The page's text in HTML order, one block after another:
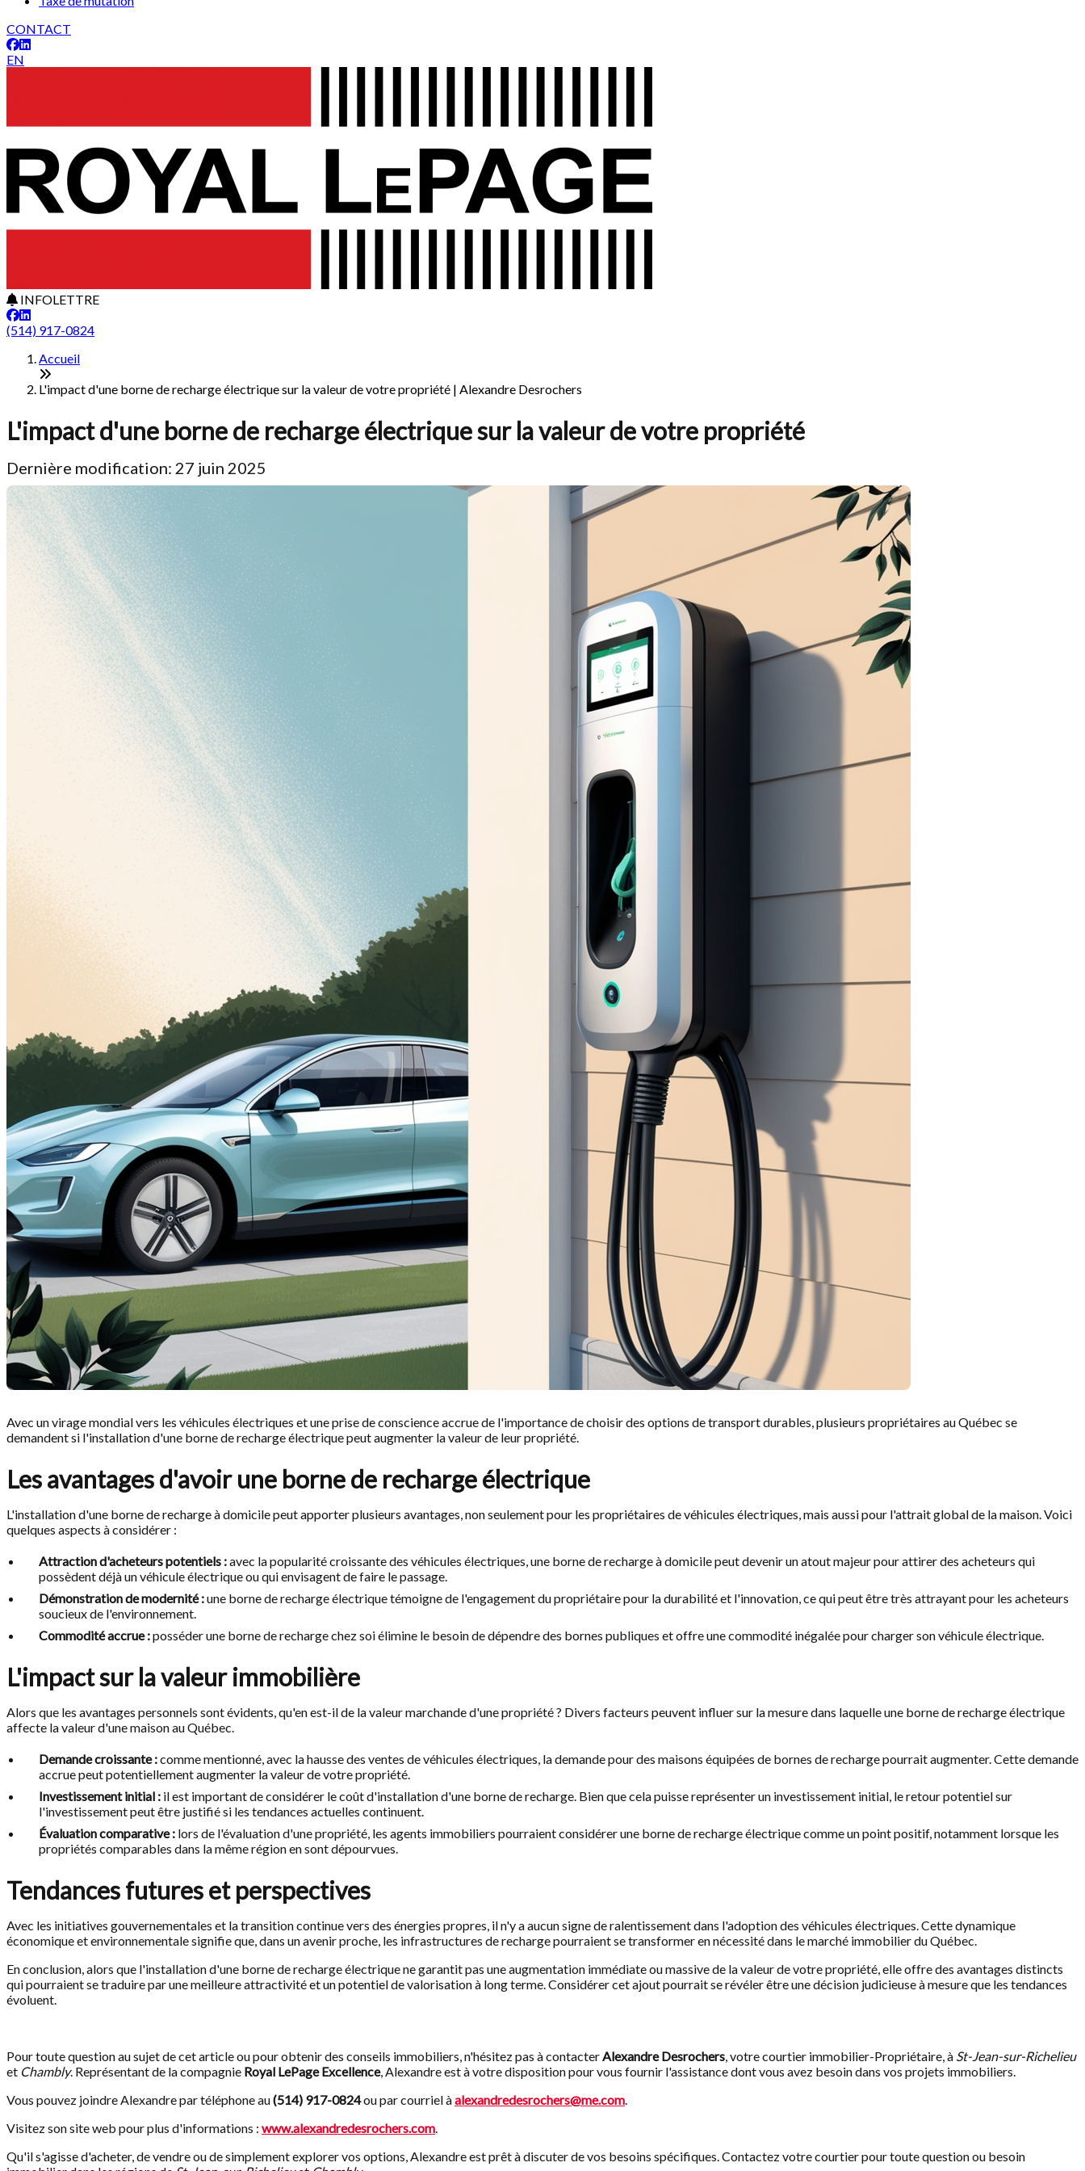
CONTACT
EN
INFOLETTRE
(514) 917-0824
Accueil
L'impact d'une borne de recharge électrique sur la valeur de votre propriété | Alexandre Desrochers
L'impact d'une borne de recharge électrique sur la valeur de votre propriété
Dernière modification: 27 juin 2025
Avec un virage mondial vers les véhicules électriques et une prise de conscience accrue de l'importance de choisir des options de transport durables, plusieurs propriétaires au Québec se
demandent si l'installation d'une borne de recharge électrique peut augmenter la valeur de leur propriété.
Les avantages d'avoir une borne de recharge électrique
L'installation d'une borne de recharge à domicile peut apporter plusieurs avantages, non seulement pour les propriétaires de véhicules électriques, mais aussi pour l'attrait global de la maison. Voici
quelques aspects à considérer :
Attraction d'acheteurs potentiels :avec la popularité croissante des véhicules électriques, une borne de recharge à domicile peut devenir un atout majeur pour attirer des acheteurs qui
possèdent déjà un véhicule électrique ou qui envisagent de faire le passage.
Démonstration de modernité :une borne de recharge électrique témoigne de l'engagement du propriétaire pour la durabilité et l'innovation, ce qui peut être très attrayant pour les acheteurs
soucieux de l'environnement.
Commodité accrue :posséder une borne de recharge chez soi élimine le besoin de dépendre des bornes publiques et offre une commodité inégalée pour charger son véhicule électrique.
L'impact sur la valeur immobilière
Alors que les avantages personnels sont évidents, qu'en est-il de la valeur marchande d'une propriété ? Divers facteurs peuvent influer sur la mesure dans laquelle une borne de recharge électrique
affecte la valeur d'une maison au Québec.
Demande croissante :comme mentionné, avec la hausse des ventes de véhicules électriques, la demande pour des maisons équipées de bornes de recharge pourrait augmenter. Cette demande
accrue peut potentiellement augmenter la valeur de votre propriété.
Investissement initial : il est important de considérer le coût d'installation d'une borne de recharge. Bien que cela puisse représenter un investissement initial, le retour potentiel sur
l'investissement peut être justifié si les tendances actuelles continuent.
Évaluation comparative : lors de l'évaluation d'une propriété, les agents immobiliers pourraient considérer une borne de recharge électrique comme un point positif, notamment lorsque les
propriétés comparables dans la même région en sont dépourvues.
Tendances futures et perspectives
Avec les initiatives gouvernementales et la transition continue vers des énergies propres, il n'y a aucun signe de ralentissement dans l'adoption des véhicules électriques. Cette dynamique
économique et environnementale signifie que, dans un avenir proche, les infrastructures de recharge pourraient se transformer en nécessité dans le marché immobilier du Québec.
En conclusion, alors que l'installation d'une borne de recharge électrique ne garantit pas une augmentation immédiate ou massive de la valeur de votre propriété, elle offre des avantages distincts
qui pourraient se traduire par une meilleure attractivité et un potentiel de valorisation à long terme. Considérer cet ajout pourrait se révéler être une décision judicieuse à mesure que les tendances
évoluent.
Pour toute question au sujet de cet article ou pour obtenir des conseils immobiliers, n'hésitez pas à contacterAlexandre Desrochers, votre courtier immobilier-Propriétaire, à St-Jean-sur-Richelieu
et Chambly. Représentant de la compagnie Royal LePage Excellence, Alexandre est à votre disposition pour vous fournir l'assistance dont vous avez besoin dans vos projets immobiliers.
Vous pouvez joindre Alexandre par téléphone au(514) 917-0824ou par courriel àalexandredesrochers@me.com.
Visitez son site web pour plus d'informations : www.alexandredesrochers.com.
Qu'il s'agisse d'acheter, de vendre ou de simplement explorer vos options, Alexandre est prêt à discuter de vos besoins spécifiques. Contactez votre courtier pour toute question ou besoin